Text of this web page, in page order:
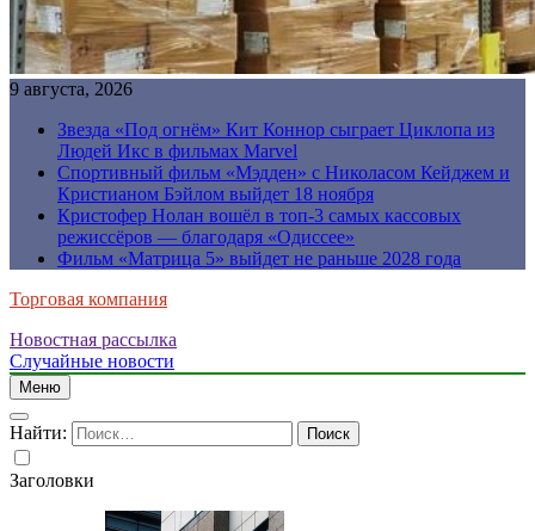
9 августа, 2026
Звезда «Под огнём» Кит Коннор сыграет Циклопа из
Людей Икс в фильмах Marvel
Спортивный фильм «Мэдден» с Николасом Кейджем и
Кристианом Бэйлом выйдет 18 ноября
Кристофер Нолан вошёл в топ-3 самых кассовых
режиссёров — благодаря «Одиссее»
Фильм «Матрица 5» выйдет не раньше 2028 года
Торговая компания
Новостная рассылка
Случайные новости
Меню
Найти:
Заголовки